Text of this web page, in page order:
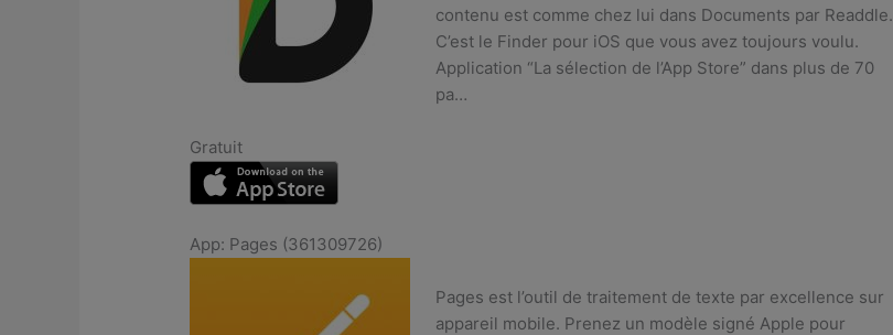
contenu est comme chez lui dans Documents par Readdle.
C’est le Finder pour iOS que vous avez toujours voulu.
Application “La sélection de l’App Store” dans plus de 70
pa…
Gratuit
App: Pages (361309726)
Pages est l’outil de traitement de texte par excellence sur
appareil mobile. Prenez un modèle signé Apple pour